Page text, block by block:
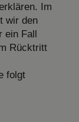
Im
wir den
ein Fall
Rücktritt
folgt